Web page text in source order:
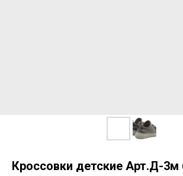
Кроссовки детские Арт.Д-